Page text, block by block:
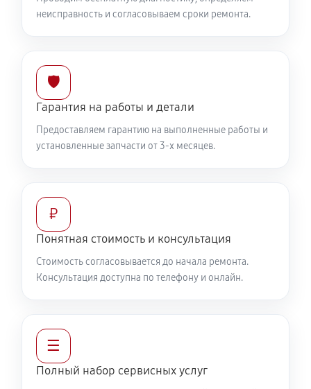
неисправность и согласовываем сроки ремонта.
🛡️
Гарантия на работы и детали
Предоставляем гарантию на выполненные работы и
установленные запчасти от 3-х месяцев.
₽
Понятная стоимость и консультация
Стоимость согласовывается до начала ремонта.
Консультация доступна по телефону и онлайн.
☰
Полный набор сервисных услуг